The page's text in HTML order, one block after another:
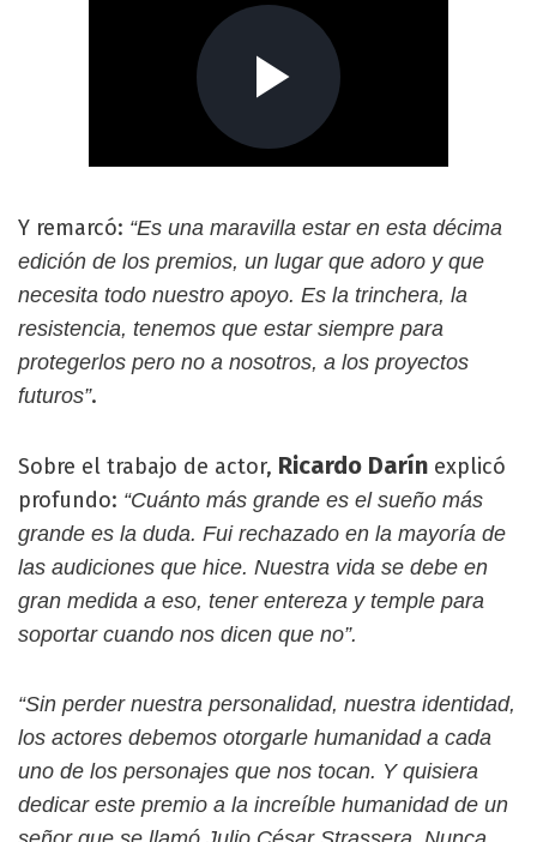
Y remarcó: “Es una maravilla estar en esta décima
edición de los premios, un lugar que adoro y que
necesita todo nuestro apoyo. Es la trinchera, la
resistencia, tenemos que estar siempre para
protegerlos pero no a nosotros, a los proyectos
futuros”.
Sobre el trabajo de actor, Ricardo Darín explicó
profundo: “Cuánto más grande es el sueño más
grande es la duda. Fui rechazado en la mayoría de
las audiciones que hice. Nuestra vida se debe en
gran medida a eso, tener entereza y temple para
soportar cuando nos dicen que no”.
“Sin perder nuestra personalidad, nuestra identidad,
los actores debemos otorgarle humanidad a cada
uno de los personajes que nos tocan. Y quisiera
dedicar este premio a la increíble humanidad de un